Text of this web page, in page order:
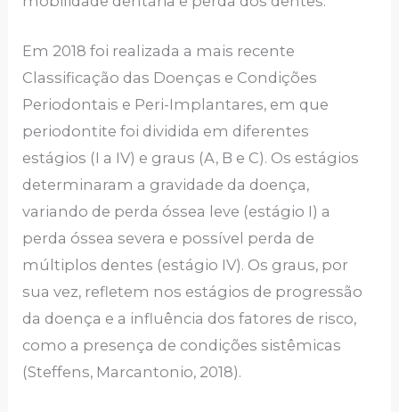
Em 2018 foi realizada a mais recente
Classificação das Doenças e Condições
Periodontais e Peri-Implantares, em que
periodontite foi dividida em diferentes
estágios (I a IV) e graus (A, B e C). Os estágios
determinaram a gravidade da doença,
variando de perda óssea leve (estágio I) a
perda óssea severa e possível perda de
múltiplos dentes (estágio IV). Os graus, por
sua vez, refletem nos estágios de progressão
da doença e a influência dos fatores de risco,
como a presença de condições sistêmicas
(Steffens, Marcantonio, 2018).